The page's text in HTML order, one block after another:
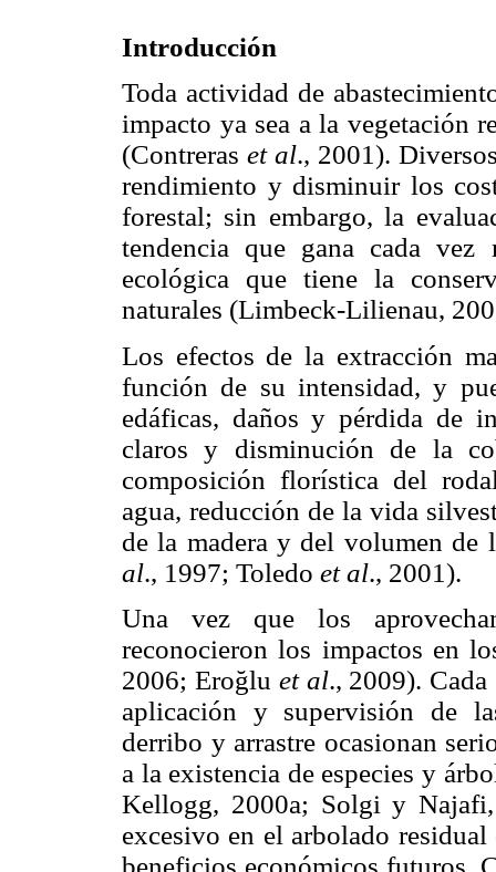
Introducción
Toda actividad de
impacto ya sea a la vegetación
(Contreraset al., 2001).
rendimiento y disminuir los
forestal; sin embargo, la
tendencia que gana cada
ecológica que tiene la
naturales (Limbeck-Lilienau,
Los efectos de la extracción
función de su intensidad, y
edáficas, daños y pérdida de
claros y disminución de la
composición florística del
agua, reducción de la vida
de la madera y del volumen
al., 1997; Toledo et al., 2001).
Una vez que los
reconocieron los impactos en
2006; Eroğlu et al., 2009).
aplicación y supervisión de
derribo y arrastre ocasionan
a la existencia de especies y
Kellogg, 2000a; Solgi y
excesivo en el arbolado
beneficios económicos futuros.